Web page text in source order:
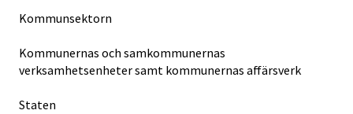
Kommunsektorn
Kommunernas och samkommunernas
verksamhetsenheter samt kommunernas affärsverk
Staten